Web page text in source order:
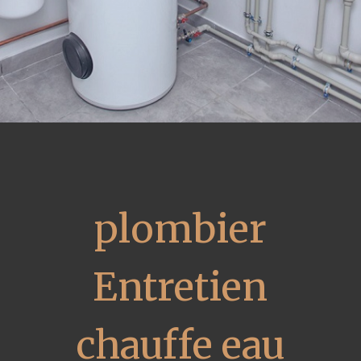
plombier
Entretien
chauffe eau